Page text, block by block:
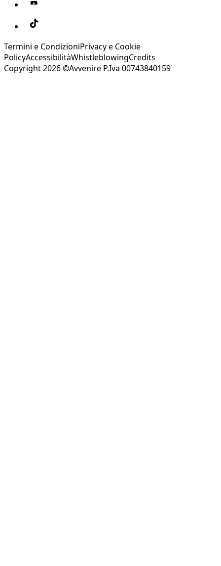
Termini e CondizioniPrivacy e Cookie
PolicyAccessibilitàWhistleblowingCredits
Copyright 2026 ©Avvenire P.Iva 00743840159